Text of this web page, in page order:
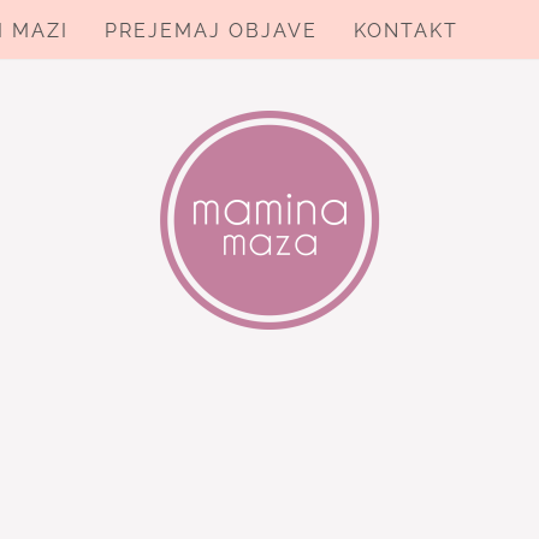
MAZI PREJEMAJ OBJAVE KONTAKT